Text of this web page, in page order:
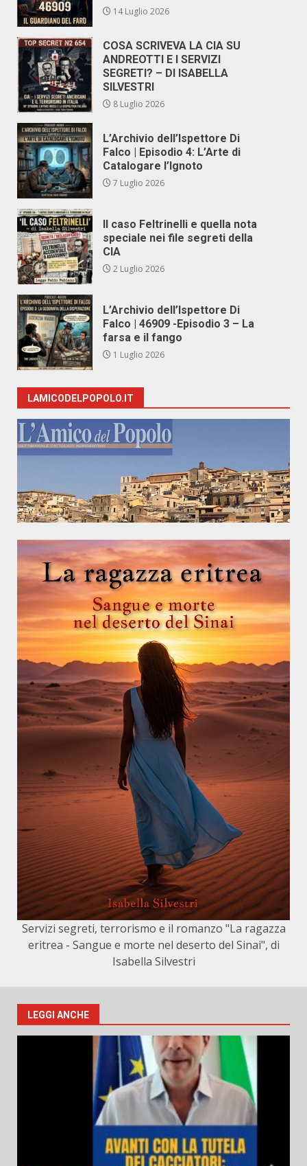
14 Luglio 2026
COSA SCRIVEVA LA CIA SU
ANDREOTTI E I SERVIZI
SEGRETI? – DI ISABELLA
SILVESTRI
8 Luglio 2026
L’Archivio dell’Ispettore Di
Falco | Episodio 4: L’Arte di
Catalogare l’Ignoto
7 Luglio 2026
Il caso Feltrinelli e quella nota
speciale nei file segreti della
CIA
2 Luglio 2026
L’Archivio dell’Ispettore Di
Falco | 46909 -Episodio 3 – La
farsa e il fango
1 Luglio 2026
LAMICODELPOPOLO.IT
Servizi segreti, terrorismo e il romanzo "La ragazza
eritrea - Sangue e morte nel deserto del Sinai", di
Isabella Silvestri
LEGGI ANCHE